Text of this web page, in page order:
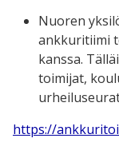
Nuoren
ankkuritiimi
kanssa.
toimijat,
https://